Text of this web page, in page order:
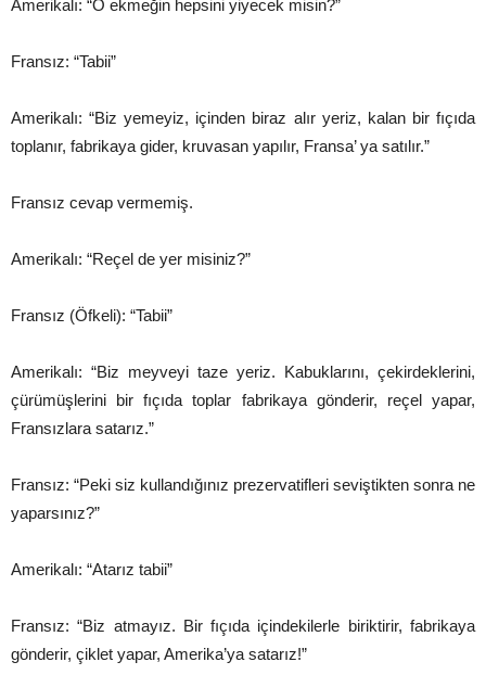
Amerikalı: “O ekmeğin hepsini yiyecek misin?”
Fransız: “Tabii”
Amerikalı: “Biz yemeyiz, içinden biraz alır yeriz, kalan bir fıçıda
toplanır, fabrikaya gider, kruvasan yapılır, Fransa’ ya satılır.”
Fransız cevap vermemiş.
Amerikalı: “Reçel de yer misiniz?”
Fransız (Öfkeli): “Tabii”
Amerikalı: “Biz meyveyi taze yeriz. Kabuklarını, çekirdeklerini,
çürümüşlerini bir fıçıda toplar fabrikaya gönderir, reçel yapar,
Fransızlara satarız.”
Fransız: “Peki siz kullandığınız prezervatifleri seviştikten sonra ne
yaparsınız?”
Amerikalı: “Atarız tabii”
Fransız: “Biz atmayız. Bir fıçıda içindekilerle biriktirir, fabrikaya
gönderir, çiklet yapar, Amerika’ya satarız!”